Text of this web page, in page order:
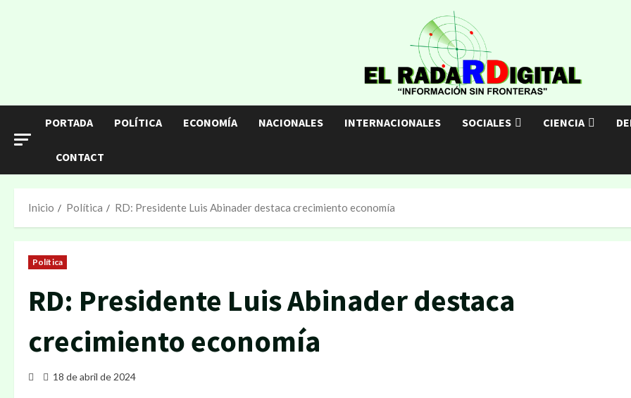
PORTADA POLÍTICA ECONOMÍA NACIONALES INTERNACIONALES SOCIALES CIENCIA
CONTACT
Inicio Política RD: Presidente Luis Abinader destaca crecimiento economía
Política
RD: Presidente Luis Abinader destaca
crecimiento economía
18 de abril de 2024